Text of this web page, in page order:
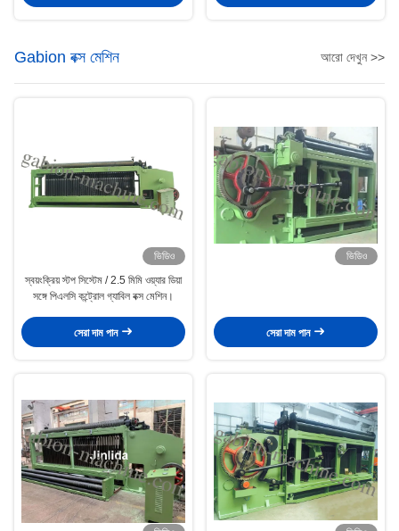
Gabion বক্স মেশিন আরো দেখুন >>
ভিডিও
স্বয়ংক্রিয় স্টপ সিস্টেম / 2.5 মিমি ওয়্যার ডিয়া
সঙ্গে পিএলসি কন্ট্রোল গ্যাবিল বক্স মেশিন।
সেরা দাম পান
ভিডিও
সেরা দাম পান